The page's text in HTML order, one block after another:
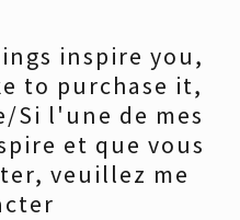
inspire you,
to purchase it,
Si l'une de mes
et que vous
veuillez me